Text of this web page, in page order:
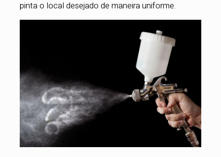
pinta o local desejado de maneira uniforme.